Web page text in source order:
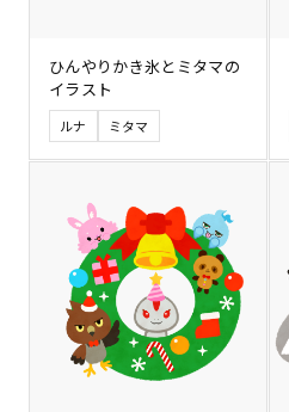
ひんやりかき氷とミタマの
イラスト
ルナ ミタマ